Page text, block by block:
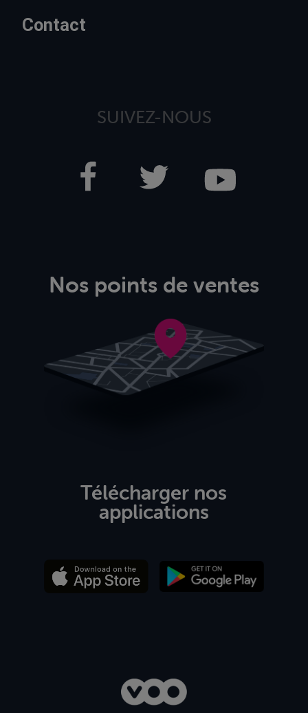
Contact
SUIVEZ-NOUS
Nos points de ventes
Télécharger nos
applications